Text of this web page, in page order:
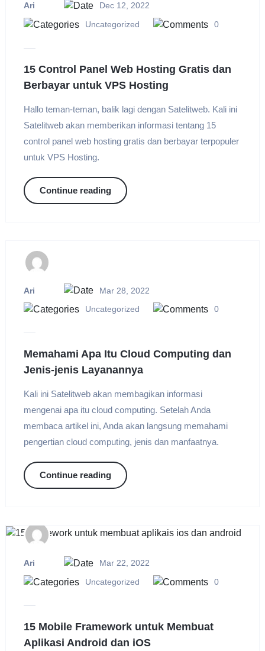
Ari
Dec 12, 2022
Uncategorized
0
15 Control Panel Web Hosting Gratis dan
Berbayar untuk VPS Hosting
Hallo teman-teman, balik lagi dengan Satelitweb. Kali ini
Satelitweb akan memberikan informasi tentang 15
control panel web hosting gratis dan berbayar terpopuler
untuk VPS Hosting.
Continue reading
Ari
Mar 28, 2022
Uncategorized
0
Memahami Apa Itu Cloud Computing dan
Jenis-jenis Layanannya
Kali ini Satelitweb akan membagikan informasi
mengenai apa itu cloud computing. Setelah Anda
membaca artikel ini, Anda akan langsung memahami
pengertian cloud computing, jenis dan manfaatnya.
Continue reading
Ari
Mar 22, 2022
Uncategorized
0
15 Mobile Framework untuk Membuat
Aplikasi Android dan iOS